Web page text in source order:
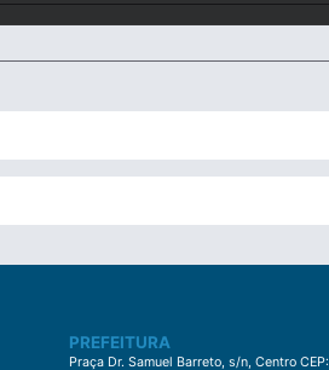
PREFEITURA
Praça Dr. Samuel Barreto, s/n, Centro CEP: